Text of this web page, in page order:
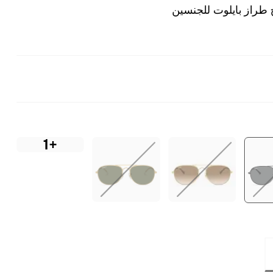
بايلوت للجنسين
+1